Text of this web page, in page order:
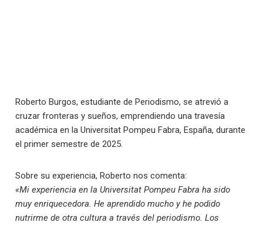
Roberto Burgos, estudiante de Periodismo, se atrevió a
cruzar fronteras y sueños, emprendiendo una travesía
académica en la Universitat Pompeu Fabra, España, durante
el primer semestre de 2025.
Sobre su experiencia, Roberto nos comenta:
«Mi experiencia en la Universitat Pompeu Fabra ha sido
muy enriquecedora. He aprendido mucho y he podido
nutrirme de otra cultura a través del periodismo. Los